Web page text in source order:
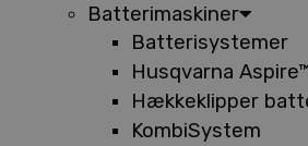
Batterimaskiner
Batterisystemer
Husqvarna Aspire™
Hækkeklipper
KombiSystem